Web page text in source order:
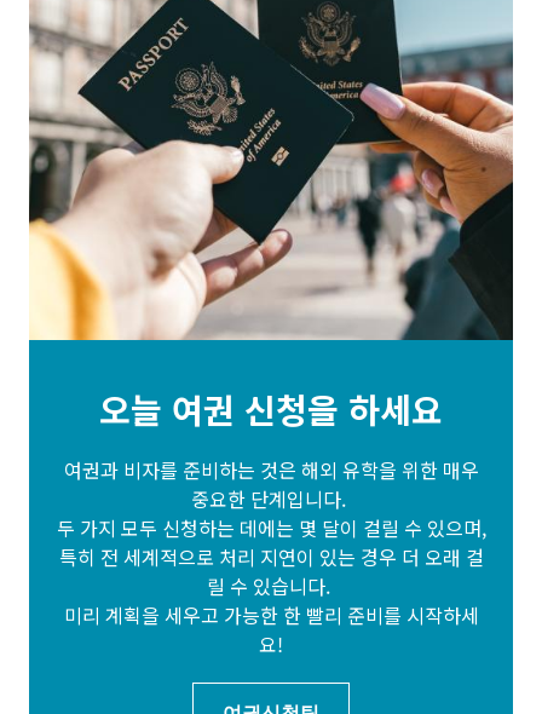
오늘 여권 신청을 하세요
여권과 비자를 준비하는 것은 해외 유학을 위한 매우
중요한 단계입니다.
두 가지 모두 신청하는 데에는 몇 달이 걸릴 수 있으며,
특히 전 세계적으로 처리 지연이 있는 경우 더 오래 걸
릴 수 있습니다.
미리 계획을 세우고 가능한 한 빨리 준비를 시작하세
요!